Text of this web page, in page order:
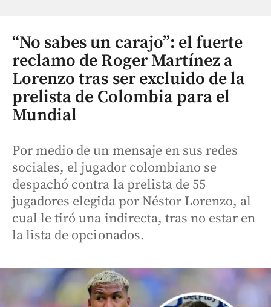
“No sabes un carajo”: el fuerte
reclamo de Roger Martínez a
Lorenzo tras ser excluido de la
prelista de Colombia para el
Mundial
Por medio de un mensaje en sus redes
sociales, el jugador colombiano se
despachó contra la prelista de 55
jugadores elegida por Néstor Lorenzo, al
cual le tiró una indirecta, tras no estar en
la lista de opcionados.